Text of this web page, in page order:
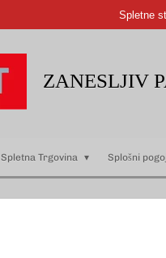
Spletne
ZANESLJIV
Spletna Trgovina Splošni